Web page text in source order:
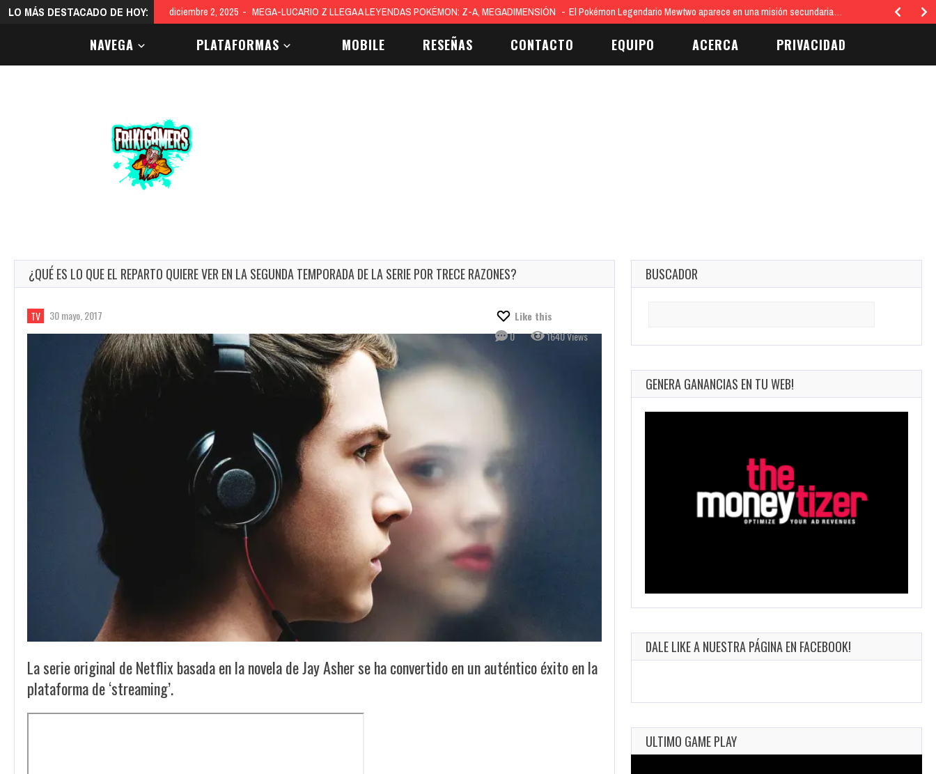
LO MÁS DESTACADO DE HOY: diciembre 2, 2025 MEGA-LUCARIO Z LLEGA A LEYENDAS POKÉMON: Z-A, MEGADIMENSIÓN El Pokémon Legendario Mewtwo aparece en una misión secundaria…
NAVEGA PLATAFORMAS MOBILE RESEÑAS CONTACTO EQUIPO ACERCA PRIVACIDAD
¿QUÉ ES LO QUE EL REPARTO QUIERE VER EN LA SEGUNDA TEMPORADA DE LA SERIE POR TRECE RAZONES?
TV 30 mayo, 2017
Like this
0
1640 Views
La serie original de Netflix basada en la novela de Jay Asher se ha convertido en un auténtico éxito en la
plataforma de ‘streaming’.
BUSCADOR
GENERA GANANCIAS EN TU WEB!
DALE LIKE A NUESTRA PÁGINA EN FACEBOOK!
ULTIMO GAME PLAY